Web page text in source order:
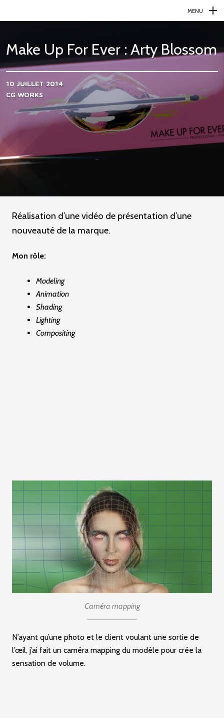
a
v
i
g
a
t
i
o
n
r
c
MENU
Make Up For Ever : Arty Blossom
10 JUILLET 2014
CG WORKS
Réalisation d’une vidéo de présentation d’une
nouveauté de la marque.
Mon rôle:
Modeling
Animation
Shading
Lighting
Compositing
Caméra mapping
N’ayant qu’une photo et le client voulant une sortie de
l’œil, j’ai fait un caméra mapping du modèle pour crée la
sensation de volume.